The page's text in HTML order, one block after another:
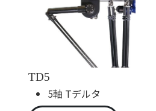
TD5
5軸 Tデルタ